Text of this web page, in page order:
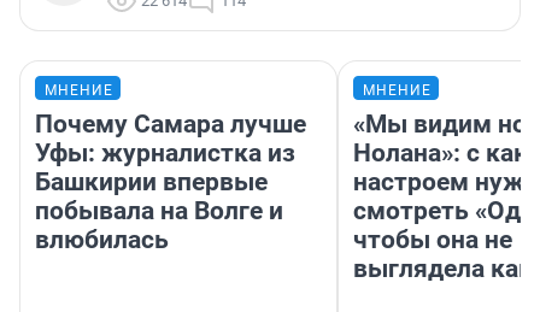
МНЕНИЕ
Почему Самара лучше
Уфы: журналистка из
Башкирии впервые
побывала на Волге и
влюбилась
МНЕНИЕ
«Мы видим
Нолана»: с
настроем
смотреть
чтобы она не
выглядела как